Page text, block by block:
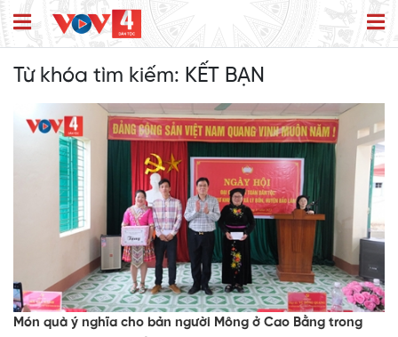
Từ khóa tìm kiếm: KẾT BẠN
Món quà ý nghĩa cho bản người Mông ở Cao Bằng trong